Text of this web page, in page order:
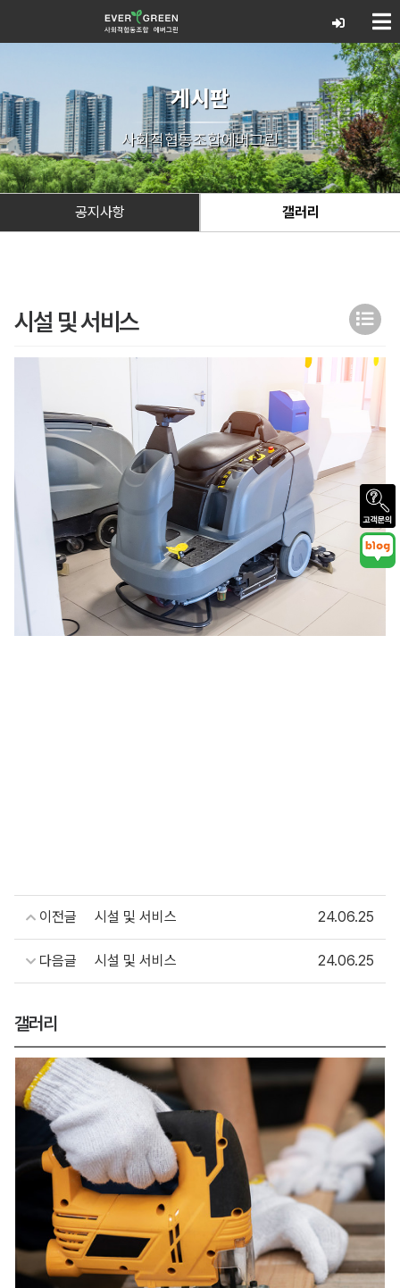
게시판
사회적협동조합에버그린
공지사항 갤러리
갤러리
시설 및 서비스
이전글 시설 및 서비스 24.06.25
다음글 시설 및 서비스 24.06.25